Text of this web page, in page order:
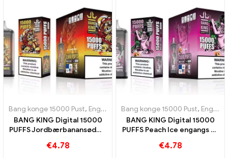
Bang konge 15000 Pust, Engangs e-cigaretter Sverige ,Engangs e-
BANG KING Digital 15000
PUFFS Jordbærbanansødme
€4.78
Bang konge 15000 Pust, Engangs e-cigaretter Sverige
BANG KING Digital 15000
PUFFS Peach Ice engangs e-
€4.78